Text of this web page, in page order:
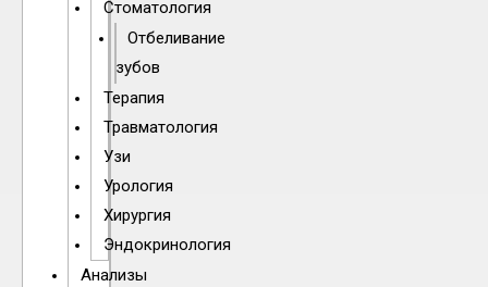
Стоматология
Отбеливание
зубов
Терапия
Травматология
Узи
Урология
Хирургия
Эндокринология
Анализы